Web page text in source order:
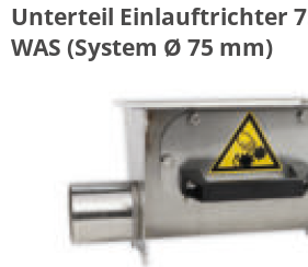
Unterteil Einlauftrichter
WAS (System Ø 75 mm)